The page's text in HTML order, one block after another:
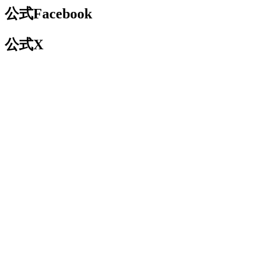
公式Facebook
公式X